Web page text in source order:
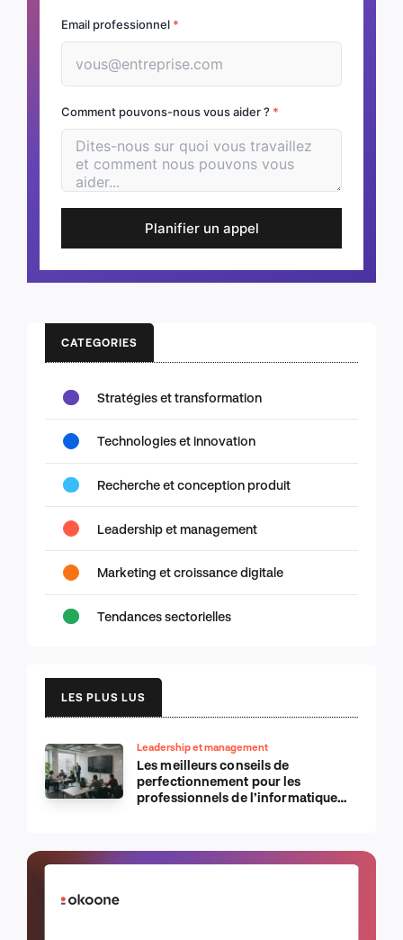
Email professionnel *
Comment pouvons-nous vous aider ? *
Planifier un appel
CATEGORIES
Stratégies et transformation
Technologies et innovation
Recherche et conception produit
Leadership et management
Marketing et croissance digitale
Tendances sectorielles
LES PLUS LUS
Leadership et management
Les meilleurs conseils de
perfectionnement pour les
professionnels de l’informatique